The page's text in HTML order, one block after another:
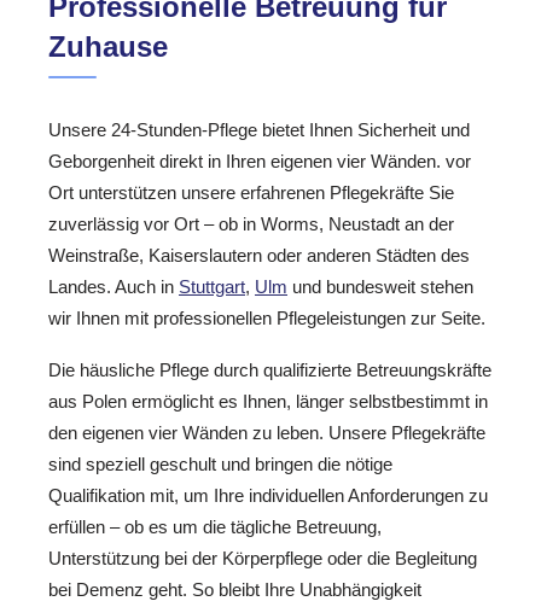
Professionelle Betreuung für
Zuhause
Unsere 24-Stunden-Pflege bietet Ihnen Sicherheit und
Geborgenheit direkt in Ihren eigenen vier Wänden. vor
Ort unterstützen unsere erfahrenen Pflegekräfte Sie
zuverlässig vor Ort – ob in Worms, Neustadt an der
Weinstraße, Kaiserslautern oder anderen Städten des
Landes. Auch in Stuttgart, Ulm und bundesweit stehen
wir Ihnen mit professionellen Pflegeleistungen zur Seite.
Die häusliche Pflege durch qualifizierte Betreuungskräfte
aus Polen ermöglicht es Ihnen, länger selbstbestimmt in
den eigenen vier Wänden zu leben. Unsere Pflegekräfte
sind speziell geschult und bringen die nötige
Qualifikation mit, um Ihre individuellen Anforderungen zu
erfüllen – ob es um die tägliche Betreuung,
Unterstützung bei der Körperpflege oder die Begleitung
bei Demenz geht. So bleibt Ihre Unabhängigkeit